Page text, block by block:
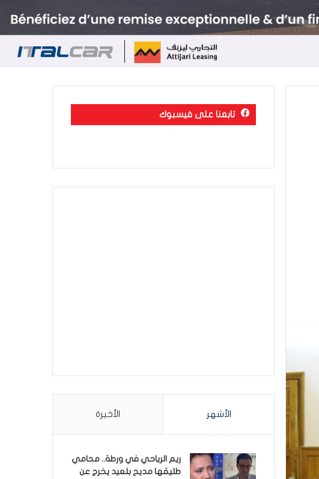
تابعنا على فيسبوك
الأشهر الأخيرة
ريم الرياحي في ورطة.. محامي
طليقها مديح بلعيد يخرج عن